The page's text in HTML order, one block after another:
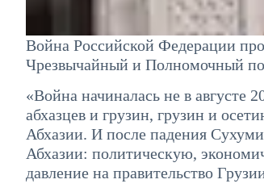
Война Российской Федерации
Чрезвычайный и Полномочный
«Война начиналась не в августе
абхазцев и грузин, грузин и
Абхазии. И после падения
Абхазии: политическую,
давление на правительство